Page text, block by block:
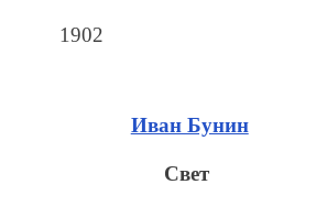
1902
Иван Бунин
Свет